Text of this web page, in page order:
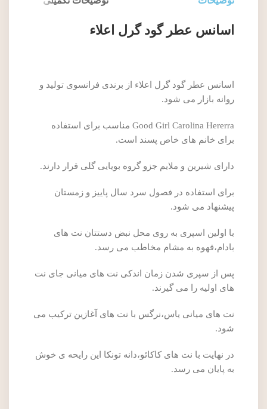
اسانس عطر گود گرل اعلاء
اسانس عطر گود گرل اعلاء از برندی فرانسوی تولید و
روانه بازار می شود.
Good Girl Carolina Hererra مناسب برای استفاده
برای خانم های خاص پسند است.
دارای شیرین و ملایم جزو گروه بویایی گلی قرار دارند.
برای استفاده در فصول سرد سال پاییز و زمستان
پیشنهاد می شود.
با اولین اسپری به روی محل نبض دستتان نت های
بادام،قهوه به مشام مخاطب می رسد.
پس از سپری شدن زمان اندکی نت های میانی جای نت
های اولیه را می گیرند.
نت های میانی یاس،نرگس با نت های آغازین ترکیب می
شود.
در نهایت با نت های کاکائو،دانه تونکا این رایحه ی خوش
به پایان می رسد.